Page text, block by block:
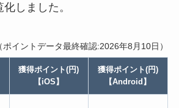
しました。
（ポイントデータ最終確認:2026年8月10日）
獲得ポイント(円)
【iOS】
獲得ポイント(円)
【Android】